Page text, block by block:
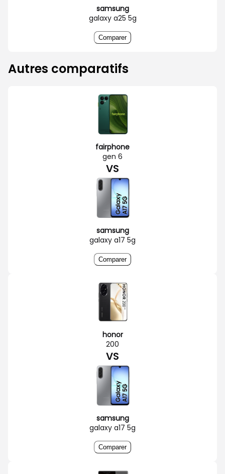
samsung
galaxy a25 5g
Comparer
Autres comparatifs
fairphone
gen 6
VS
samsung
galaxy a17 5g
Comparer
honor
200
VS
samsung
galaxy a17 5g
Comparer